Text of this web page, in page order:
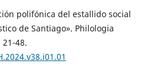
polifónica del estallido social
de Santiago». Philologia
48.